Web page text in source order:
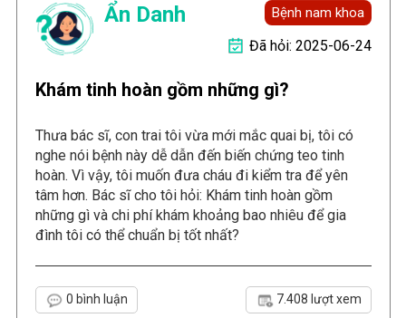
Ẩn Danh Bệnh nam khoa
Đã hỏi: 2025-06-24
Khám tinh hoàn gồm những gì?
Thưa bác sĩ, con trai tôi vừa mới mắc quai bị, tôi có
nghe nói bệnh này dễ dẫn đến biến chứng teo tinh
hoàn. Vì vậy, tôi muốn đưa cháu đi kiểm tra để yên
tâm hơn. Bác sĩ cho tôi hỏi: Khám tinh hoàn gồm
những gì và chi phí khám khoảng bao nhiêu để gia
đình tôi có thể chuẩn bị tốt nhất?
0 bình luận 7.408 lượt xem